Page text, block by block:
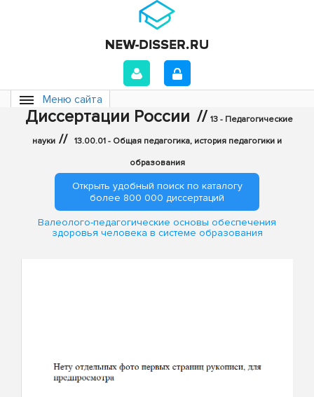
Меню сайта
Диссертации России // 13 - Педагогические
науки // 13.00.01 - Общая педагогика, история педагогики и
образования
Открыть удобный поиск по каталогу
более 800 000 диссертаций
Валеолого-педагогические основы обеспечения
здоровья человека в системе образования